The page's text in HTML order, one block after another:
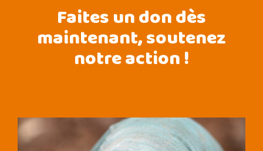
Faites un don dès
maintenant, soutenez
notre action !